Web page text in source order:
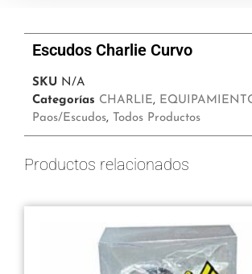
Escudos Charlie Curvo
SKU N/A
Categorías CHARLIE,
Paos/Escudos, Todos Productos
Productos relacionados